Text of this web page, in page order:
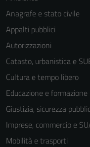
Anagrafe e stato civile
Appalti pubblici
Autorizzazioni
Catasto, urbanistica e
Cultura e tempo libero
Educazione e formazione
Giustizia, sicurezza
Imprese, commercio e
Mobilità e trasporti